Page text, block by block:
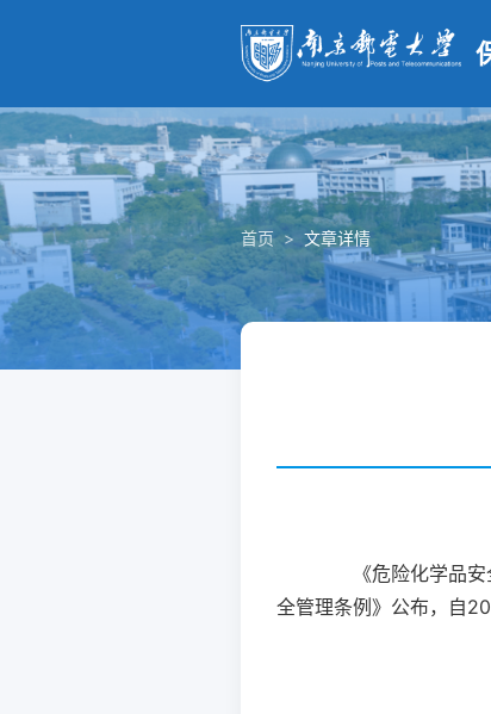
首页 > 文章详情
《危险化学品安全
全管理条例》公布，自